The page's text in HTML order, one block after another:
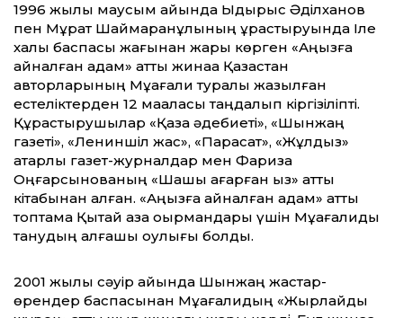
1996 жылы маусым айында Ыдырыс Әділханов
пен Мұрат Шаймаранұлының құрастыруында Іле
халық баспасы жағынан жарық көрген «Аңызға
айналған адам» атты жинаққа Қазақстан
авторларының Мұқағали туралы жазылған
естеліктерден 12 мақаласы таңдалып кіргізіліпті.
Құрастырушылар «Қазақ әдебиеті», «Шынжаң
газеті», «Лениншіл жас», «Парасат», «Жұлдыз»
қатарлы газет-журналдар мен Фариза
Оңғарсынованың «Шашы ағарған қыз» атты
кітабынан алған. «Аңызға айналған адам» атты
топтама Қытай қазақ оқырмандары үшін Мұқағалиды
танудың алғашқы оқулығы болды.
2001 жылы сәуір айында Шынжаң жастар-
өрендер баспасынан Мұқағалидың «Жырлайды